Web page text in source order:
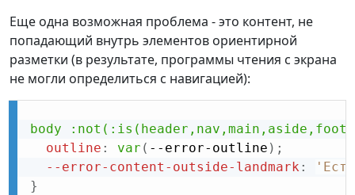
Еще одна возможная проблема - это контент, не
попадающий внутрь элементов ориентирной
разметки (в результате, программы чтения с экрана
не могли определиться с навигацией):
body
outline : var ( --error-outline ) ;
--error-content-outside-landmark :
}